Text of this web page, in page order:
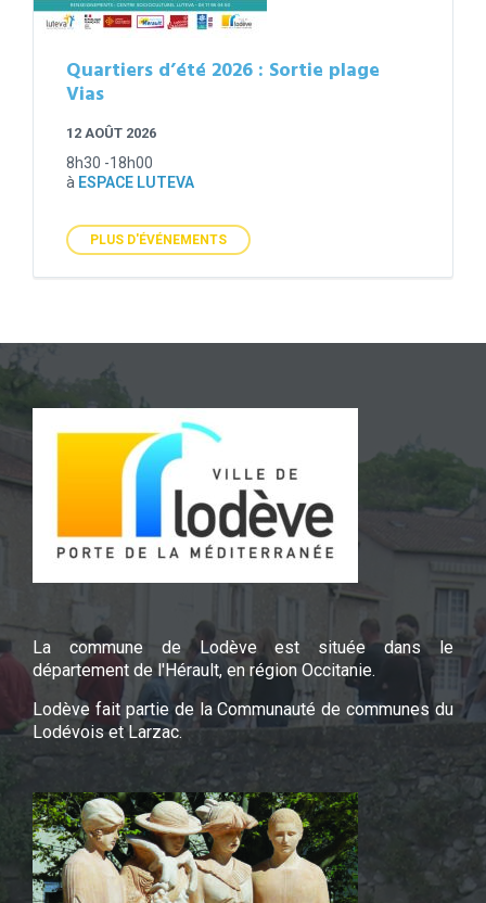
Quartiers d’été 2026 : Sortie plage
Vias
12 AOÛT 2026
8h30 -18h00
à ESPACE LUTEVA
PLUS D'ÉVÉNEMENTS
La commune de Lodève est située dans le
département de l'Hérault, en région Occitanie.
Lodève fait partie de la Communauté de communes du
Lodévois et Larzac.